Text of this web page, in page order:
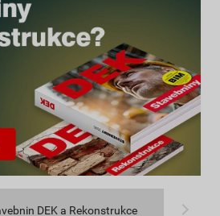
DEK a Rekonstrukce